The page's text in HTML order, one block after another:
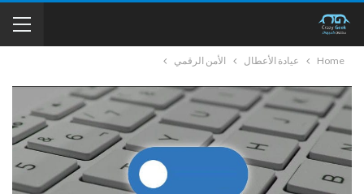
Home عيادة الأعطال الأمن الرقمي